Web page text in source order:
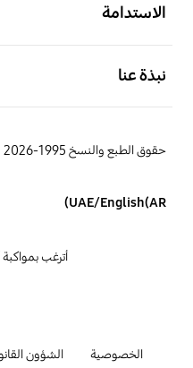
الاستدامة
نبذة عنا
حقوق الطبع والنسخ 1995-2026 سامسونج. جميع الحقوق محفوظة.
UAE/English(AR)
الخصوصية الشؤون
أترغب